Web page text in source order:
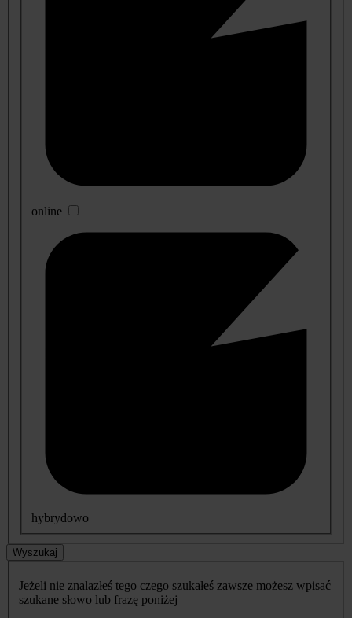
online
hybrydowo
Wyszukaj
Jeżeli nie znalazłeś tego czego szukałeś zawsze możesz wpisać
szukane słowo lub frazę poniżej